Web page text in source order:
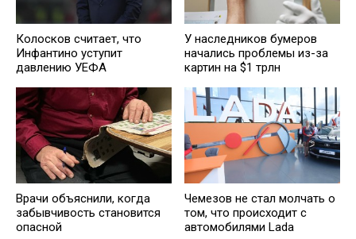
Колосков считает, что
Инфантино уступит
давлению УЕФА
У наследников бумеров
начались проблемы из-за
картин на $1 трлн
Врачи объяснили, когда
забывчивость становится
опасной
Чемезов не стал молчать о
том, что происходит с
автомобилями Lada